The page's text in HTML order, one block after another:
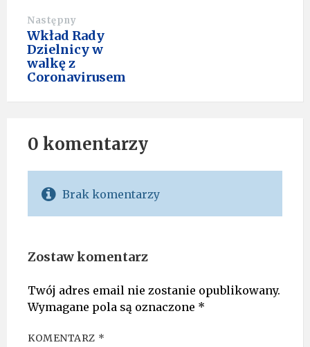
Następny
Wkład Rady
Dzielnicy w
walkę z
Coronavirusem
0 komentarzy
Brak komentarzy
Zostaw komentarz
Twój adres email nie zostanie opublikowany.
Wymagane pola są oznaczone *
KOMENTARZ *